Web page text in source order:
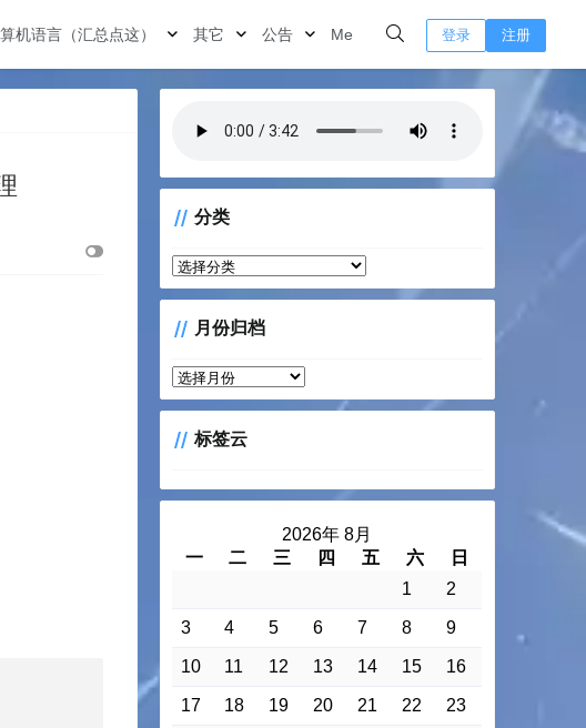
机语言（汇总点这） 其它 公告 Me 登录 注册
分类
分
类
月份归档
月
份
档 标签云
2026年 8月
一
二 三 四 五 六
日
1
2
3 4 5 6 7 8 9
10 11 12 13 14 15 16
17 18 19 20 21 22 23